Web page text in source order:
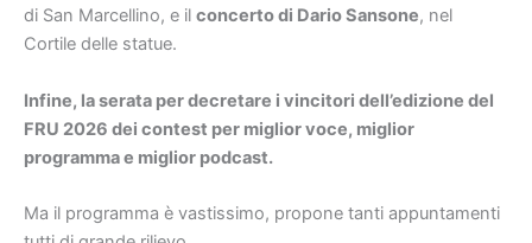
di San Marcellino, e il concerto di Dario Sansone, nel
Cortile delle statue.
Infine, la serata per decretare i vincitori dell’edizione del
FRU 2026 dei contest per miglior voce, miglior
programma e miglior podcast.
Ma il programma è vastissimo, propone tanti appuntamenti